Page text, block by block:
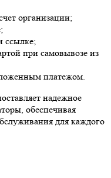
организации;
ссылке;
при самовывозе из
платежом.
надежное
обеспечивая
для каждого